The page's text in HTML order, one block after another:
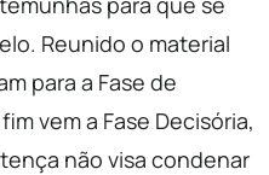
Reunido o material
para a Fase de
vem a Fase Decisória,
não visa condenar